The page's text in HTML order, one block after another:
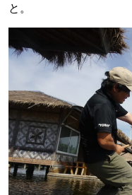
と。